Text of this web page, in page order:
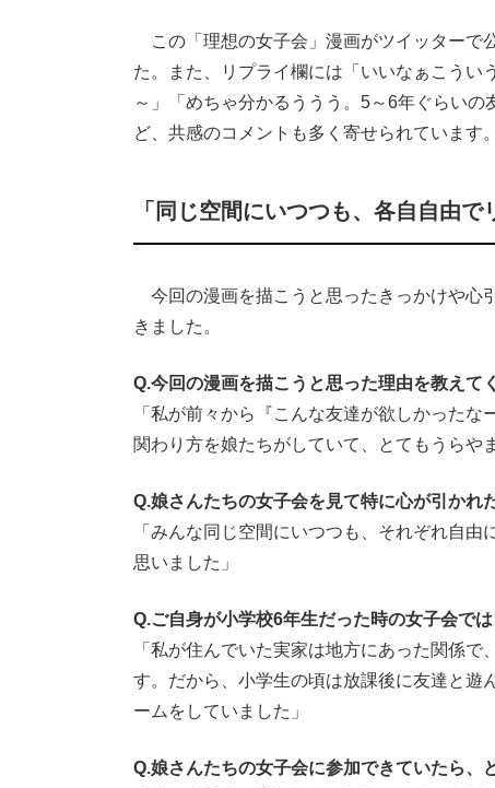
この「理想の女子会」漫画がツイッターで
た。また、リプライ欄には「いいなぁこうい
～」「めちゃ分かるううう。5～6年ぐらい
ど、共感のコメントも多く寄せられています。
「同じ空間にいつつも、各自自由
今回の漫画を描こうと思ったきっかけや心
きました。
Q.今回の漫画を描こうと思った理由を教えて
「私が前々から『こんな友達が欲しかった
関わり方を娘たちがしていて、とてもうらや
Q.娘さんたちの女子会を見て特に心が引かれ
「みんな同じ空間にいつつも、それぞれ自
思いました」
Q.ご自身が小学校6年生だった時の女子会で
「私が住んでいた実家は地方にあった関係
す。だから、小学生の頃は放課後に友達と遊
ームをしていました」
Q.娘さんたちの女子会に参加できていたら、